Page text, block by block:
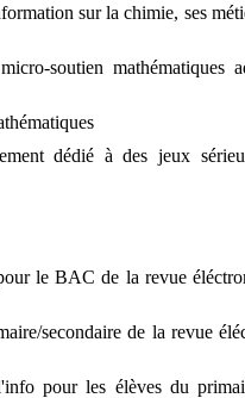
sur la chimie, ses
soutien mathématiques
dédié à des jeux
le BAC de la revue
secondaire de la revue
pour les élèves du